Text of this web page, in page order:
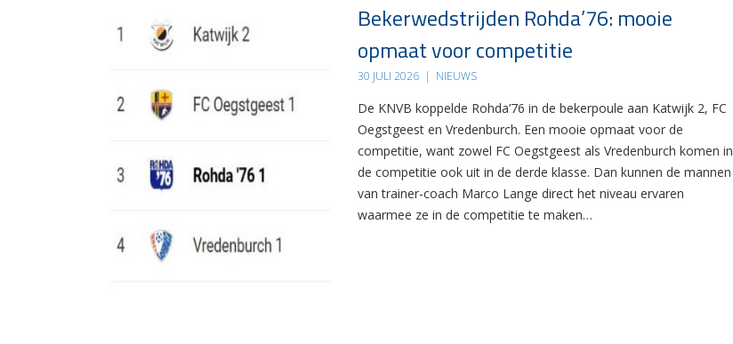
Bekerwedstrijden Rohda’76: mooie
opmaat voor competitie
30 JULI 2026 | NIEUWS
De KNVB koppelde Rohda’76 in de bekerpoule aan Katwijk 2, FC
Oegstgeest en Vredenburch. Een mooie opmaat voor de
competitie, want zowel FC Oegstgeest als Vredenburch komen in
de competitie ook uit in de derde klasse. Dan kunnen de mannen
van trainer-coach Marco Lange direct het niveau ervaren
waarmee ze in de competitie te maken…